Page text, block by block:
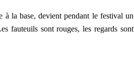
à la base, devient pendant le festival un
fauteuils sont rouges, les regards sont